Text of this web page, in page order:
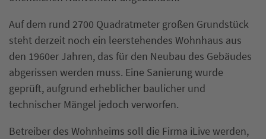
Auf dem rund 2700 Quadratmeter großen Grundstück
steht derzeit noch ein leerstehendes Wohnhaus aus
den 1960er Jahren, das für den Neubau des Gebäudes
abgerissen werden muss. Eine Sanierung wurde
geprüft, aufgrund erheblicher baulicher und
technischer Mängel jedoch verworfen.
Betreiber des Wohnheims soll die Firma iLive werden,